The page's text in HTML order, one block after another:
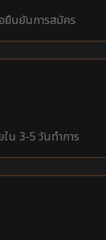
ยืนยันการสมัคร
ใน 3-5 วันทำการ